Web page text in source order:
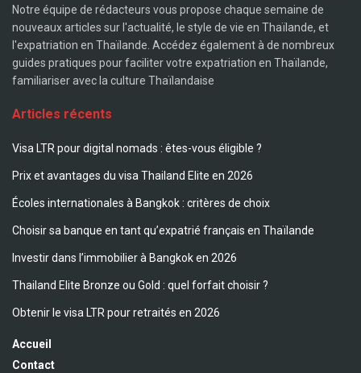
Notre équipe de rédacteurs vous propose chaque semaine de
nouveaux articles sur l'actualité, le style de vie en Thaïlande, et
l'expatriation en Thaïlande. Accédez également à de nombreux
guides pratiques pour faciliter votre expatriation en Thaïlande,
familiariser avec la culture Thaïlandaise
Articles récents
Visa LTR pour digital nomads : êtes-vous éligible ?
Prix et avantages du visa Thailand Elite en 2026
Écoles internationales à Bangkok : critères de choix
Choisir sa banque en tant qu’expatrié français en Thaïlande
Investir dans l’immobilier à Bangkok en 2026
Thailand Elite Bronze ou Gold : quel forfait choisir ?
Obtenir le visa LTR pour retraités en 2026
Accueil
Contact